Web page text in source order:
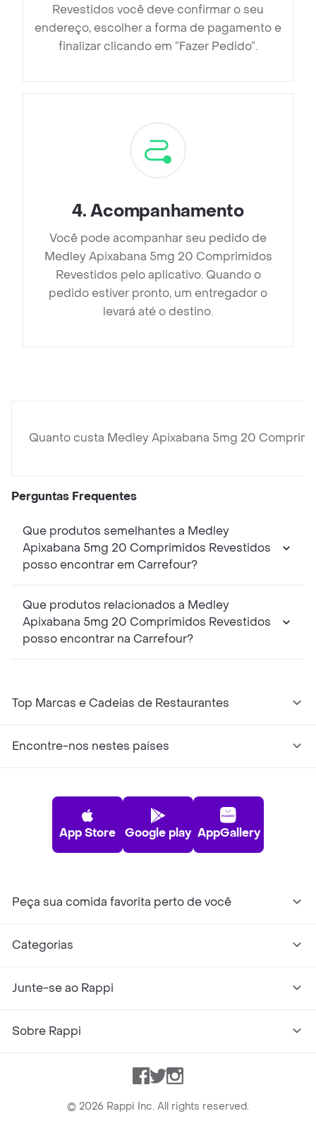
Revestidos você deve confirmar o seu
endereço, escolher a forma de pagamento e
finalizar clicando em ”Fazer Pedido”.
4.Acompanhamento
Você pode acompanhar seu pedido de
Medley Apixabana 5mg 20 Comprimidos
Revestidos pelo aplicativo. Quando o
pedido estiver pronto, um entregador o
levará até o destino.
Quanto custa Medley Apixabana 5mg 20
Perguntas Frequentes
Que produtos semelhantes a Medley
Apixabana 5mg 20 Comprimidos Revestidos
posso encontrar em Carrefour?
Que produtos relacionados a Medley
Apixabana 5mg 20 Comprimidos Revestidos
posso encontrar na Carrefour?
Top Marcas e Cadeias de Restaurantes
Encontre-nos nestes países
App Store Google play AppGallery
Peça sua comida favorita perto de você
Categorias
Junte-se ao Rappi
Sobre Rappi
Facebook
TwitterInstagram
© 2026 Rappi Inc. All rights reserved.